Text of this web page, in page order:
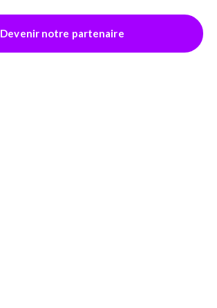
Devenir notre partenaire